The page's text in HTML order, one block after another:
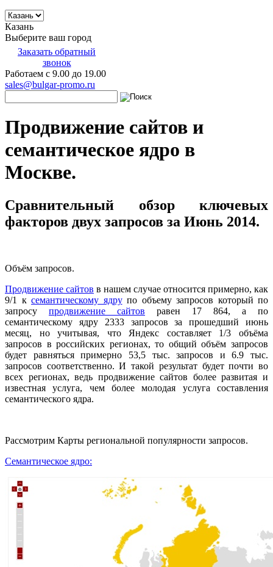
Казань
Выберите ваш город
Заказать обратный
звонок
Работаем с 9.00 до 19.00
sales@bulgar-promo.ru
Продвижение сайтов и
семантическое ядро в
Москве.
Сравнительный обзор ключевых
факторов двух запросов за Июнь 2014.
Объём запросов.
Продвижение сайтов в нашем случае относится примерно, как
9/1 к семантическому ядрупо объему запросов который по
запросу продвижение сайтов равен 17 864, а по
семантическому ядру 2333 запросов за прошедший июнь
месяц, но учитывая, что Яндекс составляет 1/3 объёма
запросов в российских регионах, то общий объём запросов
будет равняться примерно 53,5 тыс. запросов и 6.9 тыс.
запросов соответственно. И такой результат будет почти во
всех регионах, ведь продвижение сайтов более развитая и
известная услуга, чем более молодая услуга составления
семантического ядра.
Рассмотрим Карты региональной популярности запросов.
Семантическое ядро: